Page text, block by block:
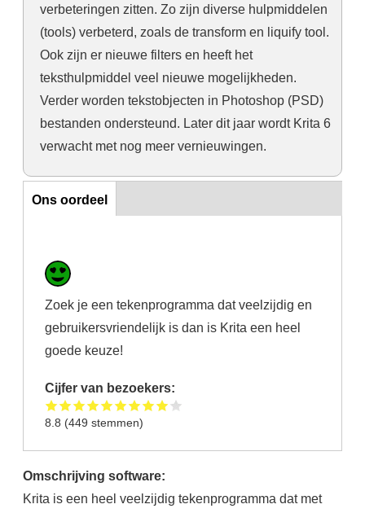
verbeteringen zitten. Zo zijn diverse hulpmiddelen
(tools) verbeterd, zoals de transform en liquify tool.
Ook zijn er nieuwe filters en heeft het
teksthulpmiddel veel nieuwe mogelijkheden.
Verder worden tekstobjecten in Photoshop (PSD)
bestanden ondersteund. Later dit jaar wordt Krita 6
verwacht met nog meer vernieuwingen.
Horizontal Tabs
Ons oordeel
Zoek je een tekenprogramma dat veelzijdig en
gebruikersvriendelijk is dan is Krita een heel
goede keuze!
Cijfer van bezoekers:
8.8 (449 stemmen)
Omschrijving software:
Krita is een heel veelzijdig tekenprogramma dat met